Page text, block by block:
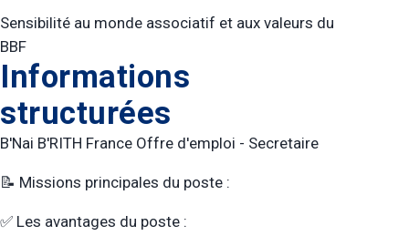
Sensibilité au monde associatif et aux valeurs du
BBF
Informations
structurées
B'Nai B'RITH France Offre d'emploi - Secretaire
📝 Missions principales du poste :
✅ Les avantages du poste :